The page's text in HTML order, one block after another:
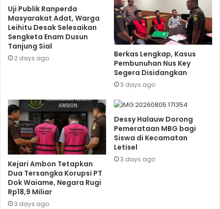
Uji Publik Ranperda
Masyarakat Adat, Warga
Leihitu Desak Selesaikan
Sengketa Enam Dusun
Tanjung Sial
2 days ago
Berkas Lengkap, Kasus
Pembunuhan Nus Key
Segera Disidangkan
3 days ago
Kejari Ambon Tetapkan
Dua Tersangka Korupsi PT
Dok Waiame, Negara Rugi
Rp18,9 Miliar
3 days ago
Dessy Halauw Dorong
Pemerataan MBG bagi
Siswa di Kecamatan
Letisel
3 days ago